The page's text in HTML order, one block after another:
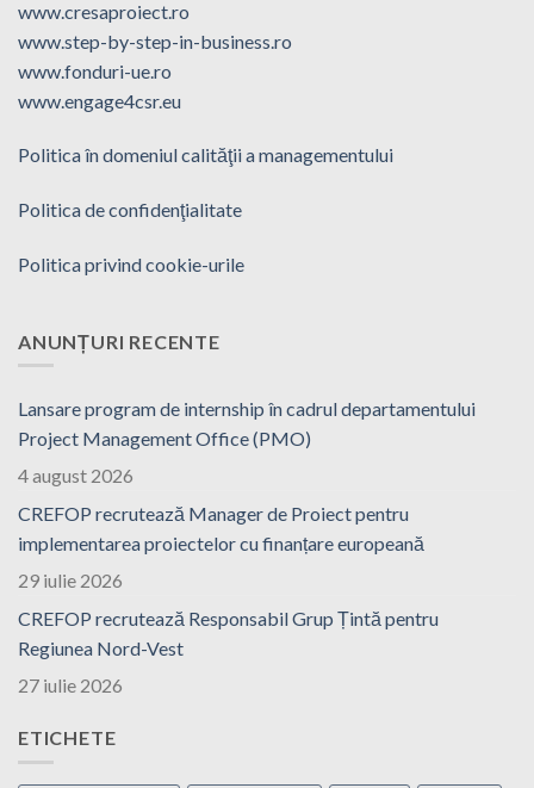
www.cresaproiect.ro
www.step-by-step-in-business.ro
www.fonduri-ue.ro
www.engage4csr.eu
Politica în domeniul calităţii a managementului
Politica de confidenţialitate
Politica privind cookie-urile
ANUNȚURI RECENTE
Lansare program de internship în cadrul departamentului
Project Management Office (PMO)
4 august 2026
CREFOP recrutează Manager de Proiect pentru
implementarea proiectelor cu finanțare europeană
29 iulie 2026
CREFOP recrutează Responsabil Grup Țintă pentru
Regiunea Nord-Vest
27 iulie 2026
ETICHETE